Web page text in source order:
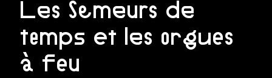
Les Semeurs de
temps et les orgues
à feu